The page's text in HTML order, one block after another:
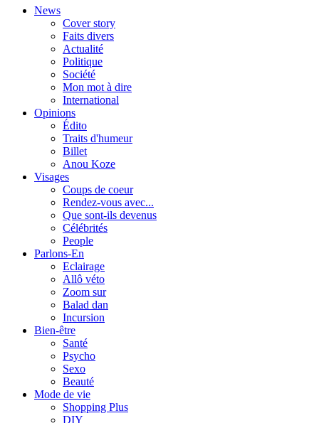
News
Cover story
Faits divers
Actualité
Politique
Société
Mon mot à dire
International
Opinions
Édito
Traits d'humeur
Billet
Anou Koze
Visages
Coups de coeur
Rendez-vous avec...
Que sont-ils devenus
Célébrités
People
Parlons-En
Eclairage
Allô véto
Zoom sur
Balad dan
Incursion
Bien-être
Santé
Psycho
Sexo
Beauté
Mode de vie
Shopping Plus
DIY